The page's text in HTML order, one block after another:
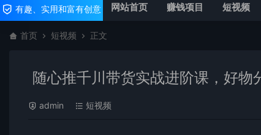
有趣、实用和富有创意 网站首页 赚钱项目 短视频
首页 短视频 正文
随心推千川带货实战进阶课，好
admin 短视频